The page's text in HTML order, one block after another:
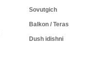
Sovutgich
Balkon / Teras
Dush idishni